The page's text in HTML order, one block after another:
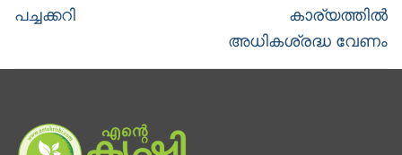
post:
പച്ചക്കറി
കാര്യത്തില്‍
അധികശ്രദ്ധ വേണം